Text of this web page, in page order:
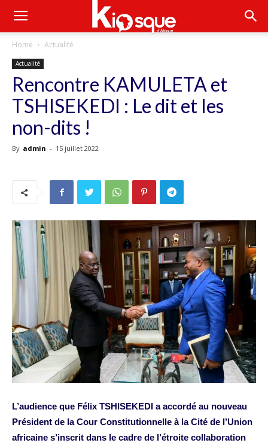
Home Actualité
Actualité
Rencontre KAMULETA et
TSHISEKEDI : Le dit et les
non-dits !
By admin - 15 juillet 2022
L’audience que Félix TSHISEKEDI a accordé au nouveau
Président de la Cour Constitutionnelle à la Cité de l’Union
africaine s’inscrit dans le cadre de l’étroite collaboration